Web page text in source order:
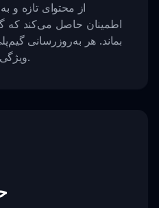
از محتوای تازه و
اطمینان حاصل می‌کند که
بماند. هر به‌روزرسانی
ویژگی‌های جدیدی اضافه می‌کند.